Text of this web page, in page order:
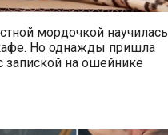
мордочкой научилась
Но однажды пришла
запиской на ошейнике